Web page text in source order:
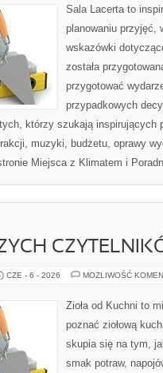
Sala Lacerta to
planowaniu przyjęć,
wskazówki
została
przygotować
przypadkowych
którzy szukają inspirujących
muzyki, budżetu, oprawy
Miejsca z Klimatem i
CZE - 6 - 2026 MOŻLIWOŚĆ
Zioła od Kuchni to
poznać ziołową
skupia się na tym,
smak potraw,